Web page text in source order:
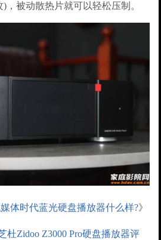
，被动散热片就可以轻松压制。
体时代蓝光硬盘播放器什么样?》
杜Zidoo Z3000 Pro硬盘播放器评